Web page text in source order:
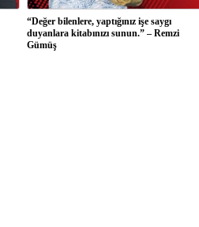
“Değer bilenlere, yaptığınız işe saygı
duyanlara kitabınızı sunun.” – Remzi
Gümüş